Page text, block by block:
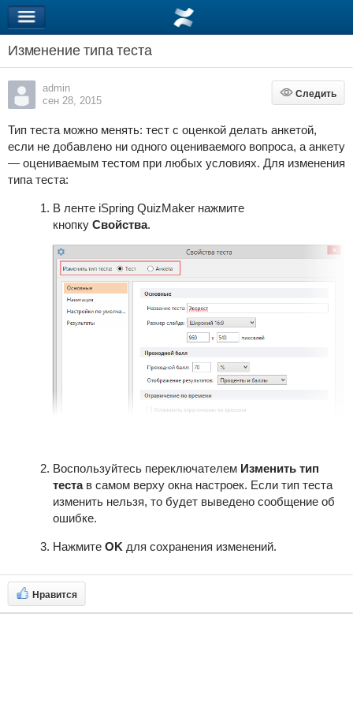
Изменение типа теста
admin
сен 28, 2015
Следить
Следить
Тип теста можно менять: тест с оценкой делать анкетой,
если не добавлено ни одного оцениваемого вопроса, а анкету
— оцениваемым тестом при любых условиях. Для изменения
типа теста:
В ленте iSpring QuizMaker нажмите
кнопку Свойства.
Воспользуйтесь переключателем Изменить тип
тестав самом верху окна настроек. Если тип теста
изменить нельзя, то будет выведено сообщение об
ошибке.
Нажмите OK для сохранения изменений.
Нравится